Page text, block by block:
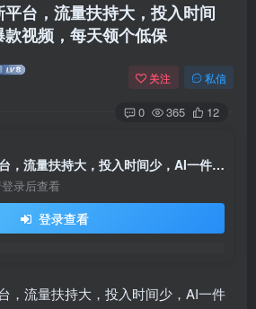
台，流量扶持大，投入时间
视频，每天领个低保
关注 私信
0 365 12
短视频流量变现新平台，流量扶持大，投入时间少，AI一件创作爆款视频，每天领个低保
录后查看
登录查看
，流量扶持大，投入时间少，AI一件